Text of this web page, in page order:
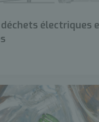
électriques